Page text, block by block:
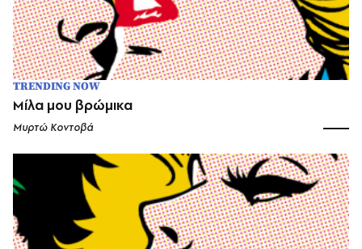
TRENDING NOW
Μίλα μου βρώμικα
Μυρτώ Κοντοβά